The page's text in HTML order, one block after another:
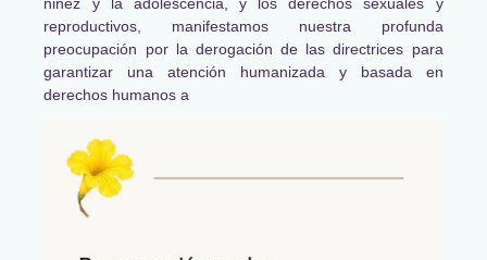
reproductivos, manifestamos nuestra profunda
preocupación por la derogación de las directrices para
garantizar una atención humanizada y basada en
derechos humanos a